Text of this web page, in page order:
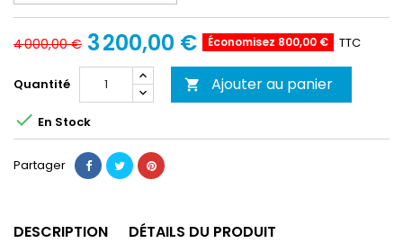
4 000,00 € 3 200,00 € Économisez 800,00 € TTC
Quantité  Ajouter au panier
 En Stock
Partager
DESCRIPTION DÉTAILS DU PRODUIT